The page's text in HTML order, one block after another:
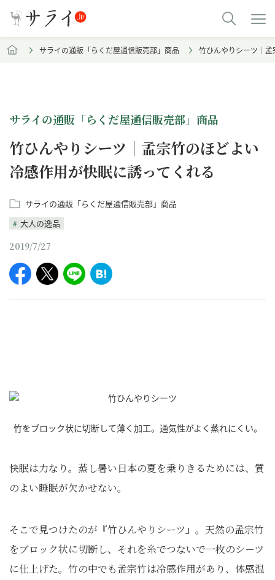
サライの通販「らくだ屋通信販売部」商品 竹ひんやりシーツ｜
サライの通販「らくだ屋通信販売部」商品
竹ひんやりシーツ｜孟宗竹のほどよい
冷感作用が快眠に誘ってくれる
サライの通販「らくだ屋通信販売部」商品
大人の逸品
2019/7/27
竹をブロック状に切断して薄く加工。通気性がよく蒸れにくい。
快眠は力なり。蒸し暑い日本の夏を乗りきるためには、質
のよい睡眠が欠かせない。
そこで見つけたのが『竹ひんやりシーツ』。天然の孟宗竹
をブロック状に切断し、それを糸でつないで一枚のシーツ
に仕上げた。竹の中でも孟宗竹は冷感作用があり、体感温